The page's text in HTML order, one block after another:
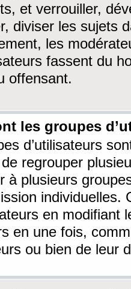
et verrouiller,
diviser les sujets
les
fassent du
offensant.
les groupes
d’utilisateurs
regrouper
à plusieurs
individuelles.
en modifiant
en une fois,
ou bien de leur